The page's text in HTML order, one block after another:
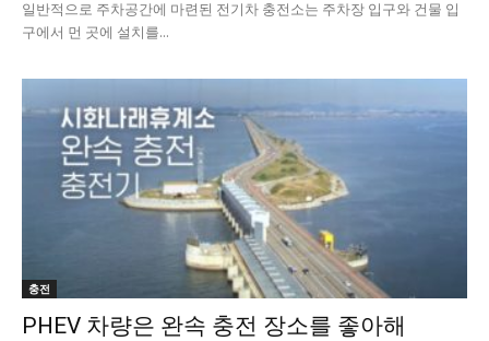
​일반적으로 주차공간에 마련된 전기차 충전소는 주차장 입구와 건물 입
구에서 먼 곳에 설치를...
충전
PHEV 차량은 완속 충전 장소를 좋아해